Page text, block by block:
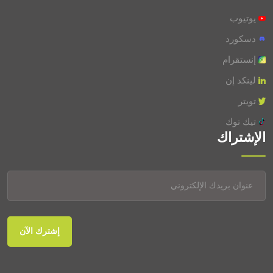
يوتيوب
دسكورد
إنستقرام
لينكد إن
تويتر
تيك توك
الإشتراك